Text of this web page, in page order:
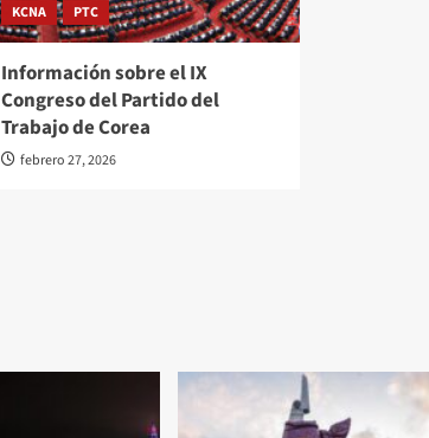
KCNA PTC
Información sobre el IX
Congreso del Partido del
Trabajo de Corea
febrero 27, 2026